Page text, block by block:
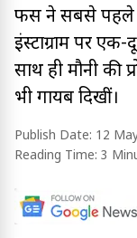
फैंस ने सबसे पहले
इंस्टाग्राम पर
साथ ही मौनी की
भी गायब दिखीं।
Publish Date: 12
Reading Time: 3